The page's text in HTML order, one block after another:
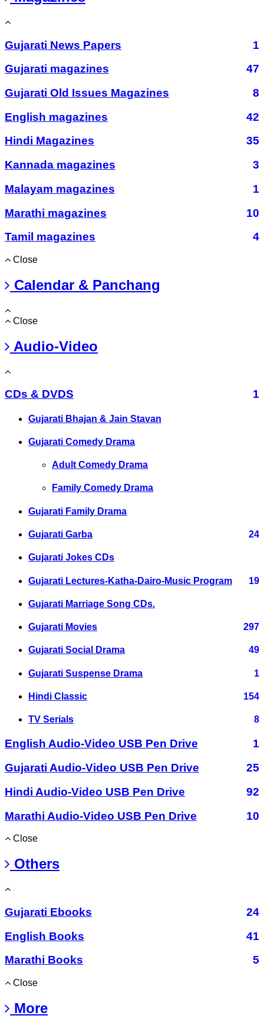
Gujarati News Papers
1
Gujarati magazines
47
Gujarati Old Issues Magazines
8
English magazines
42
Hindi Magazines
35
Kannada magazines
3
Malayam magazines
1
Marathi magazines
10
Tamil magazines
4
Close
Calendar & Panchang
Close
Audio-Video
CDs & DVDS 1
Gujarati Bhajan & Jain Stavan
Gujarati Comedy Drama
Adult Comedy Drama
Family Comedy Drama
Gujarati Family Drama
Gujarati Garba 24
Gujarati Jokes CDs
Gujarati Lectures-Katha-Dairo-Music Program 19
Gujarati Marriage Song CDs.
Gujarati Movies 297
Gujarati Social Drama 49
Gujarati Suspense Drama 1
Hindi Classic 154
TV Serials 8
English Audio-Video USB Pen Drive
1
Gujarati Audio-Video USB Pen Drive
25
Hindi Audio-Video USB Pen Drive
92
Marathi Audio-Video USB Pen Drive
10
Close
Others
Gujarati Ebooks
24
English Books
41
Marathi Books
5
Close
More